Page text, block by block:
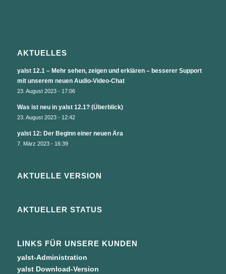
AKTUELLES
yalst 12.1 – Mehr sehen, zeigen und erklären – besserer Support
mit unserem neuen Audio-Video-Chat
23. August 2023 - 17:06
Was ist neu in yalst 12.1? (Überblick)
23. August 2023 - 12:42
yalst 12: Der Beginn einer neuen Ära
7. März 2023 - 16:39
AKTUELLE VERSION
AKTUELLER STATUS
LINKS FÜR UNSERE KUNDEN
yalst-Administration
yalst Download-Version